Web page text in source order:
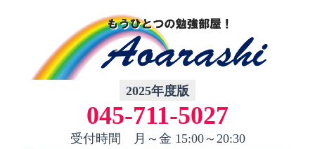
2025年度版
045-711-5027
受付時間 月～金 15:00～20:30